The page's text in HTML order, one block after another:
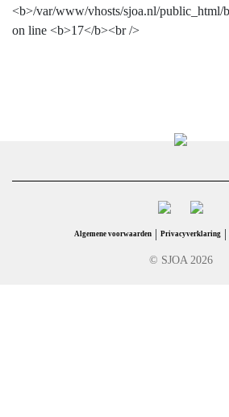
© SJOA 2026
Algemene voorwaarden | Privacyverklaring |